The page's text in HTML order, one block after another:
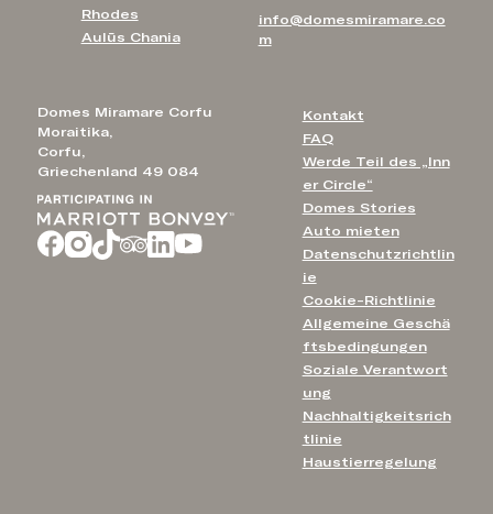
Domes Miramare Corfu
Moraitika,
Corfu,
Griechenland 49 084
Kontakt
FAQ
Werde Teil des „Inn
er Circle“
Domes Stories
Auto mieten
Datenschutzrichtlin
ie
Cookie-Richtlinie
Allgemeine Geschä
ftsbedingungen
Soziale Verantwort
ung
Nachhaltigkeitsrich
tlinie
Haustierregelung
info@domesmiramare.co
m
Rhodes
Aulūs Chania